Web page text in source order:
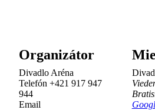
Organizátor
Divadlo Aréna
Telefón +421 917 947
944
Email